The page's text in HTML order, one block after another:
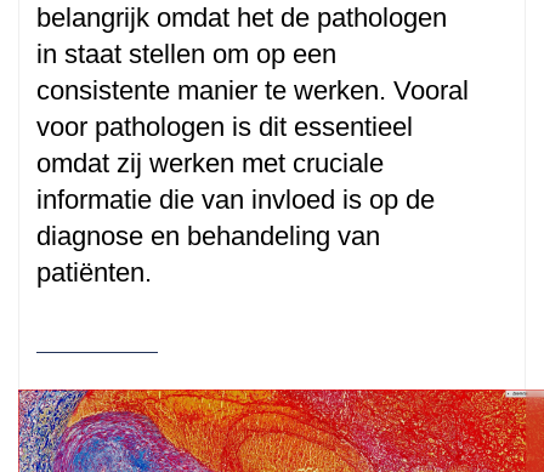
belangrijk omdat het de pathologen
in staat stellen om op een
consistente manier te werken. Vooral
voor pathologen is dit essentieel
omdat zij werken met cruciale
informatie die van invloed is op de
diagnose en behandeling van
patiënten.